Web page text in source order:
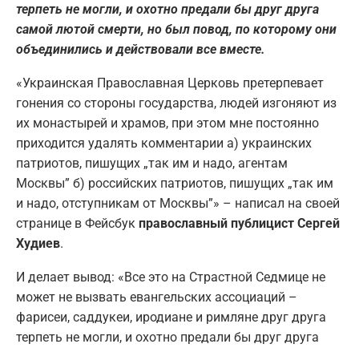
терпеть не могли, и охотно предали бы друг друга
самой лютой смерти, но был повод, по которому они
объединились и действовали все вместе.
«Украинская Православная Церковь претерпевает
гонения со стороны государства, людей изгоняют из
их монастырей и храмов, при этом мне постоянно
приходится удалять комментарии а) украинских
патриотов, пишущих „так им и надо, агентам
Москвы” б) российских патриотов, пишущих „так им
и надо, отступникам от Москвы”» – написал на своей
странице в Фейсбук православный публицист Сергей
Худиев.
И делает вывод: «Все это на Страстной Седмице не
может не вызвать евангельских ассоциаций –
фарисеи, саддукеи, иродиане и римляне друг друга
терпеть не могли, и охотно предали бы друг друга